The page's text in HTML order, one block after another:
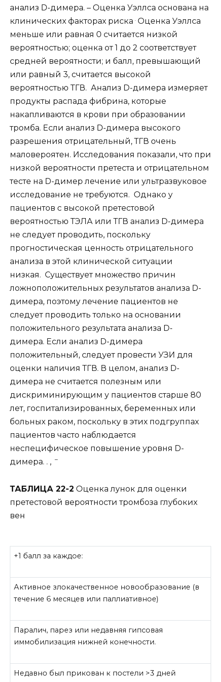
анализ D-димера. – Оценка Уэллса основана на
клинических факторах риска . Оценка Уэллса
меньше или равная 0 считается низкой
вероятностью; оценка от 1 до 2 соответствует
средней вероятности; и балл, превышающий
или равный 3, считается высокой
вероятностью ТГВ. Анализ D-димера измеряет
продукты распада фибрина, которые
накапливаются в крови при образовании
тромба. Если анализ D-димера высокого
разрешения отрицательный, ТГВ очень
маловероятен. Исследования показали, что при
низкой вероятности претеста и отрицательном
тесте на D-димер лечение или ультразвуковое
исследование не требуются. Однако у
пациентов с высокой претестовой
вероятностью ТЭЛА или ТГВ анализ D-димера
не следует проводить, поскольку
прогностическая ценность отрицательного
анализа в этой клинической ситуации
низкая. Существует множество причин
ложноположительных результатов анализа D-
димера, поэтому лечение пациентов не
следует проводить только на основании
положительного результата анализа D-
димера. Если анализ D-димера
положительный, следует провести УЗИ для
оценки наличия ТГВ. В целом, анализ D-
димера не считается полезным или
дискриминирующим у пациентов старше 80
лет, госпитализированных, беременных или
больных раком, поскольку в этих подгруппах
пациентов часто наблюдается
неспецифическое повышение уровня D-
димера. . , –
ТАБЛИЦА 22-2 Оценка лунок для оценки
претестовой вероятности тромбоза глубоких
вен
+1 балл за каждое:
Активное злокачественное новообразование (в
течение 6 месяцев или паллиативное)
Паралич, парез или недавняя гипсовая
иммобилизация нижней конечности.
Недавно был прикован к постели >3 дней